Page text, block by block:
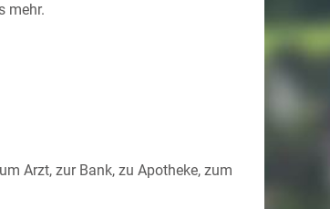
mehr.
Arzt, zur Bank, zu Apotheke, zum